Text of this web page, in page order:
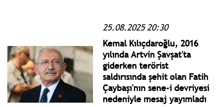
25.08.2025 20:30
Kemal Kılıçdaroğlu, 2016
yılında Artvin Şavşat'ta
giderken terörist
saldırısında şehit olan Fatih
Çaybaşı'nın sene-i devriyesi
nedeniyle mesaj yayımladı